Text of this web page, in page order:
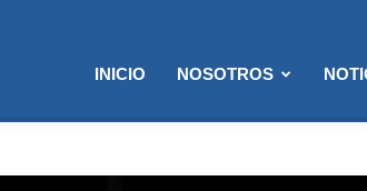
INICIO NOSOTROS